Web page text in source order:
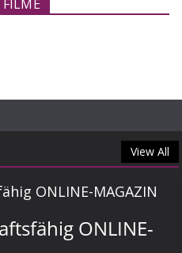
View All
ONLINE-